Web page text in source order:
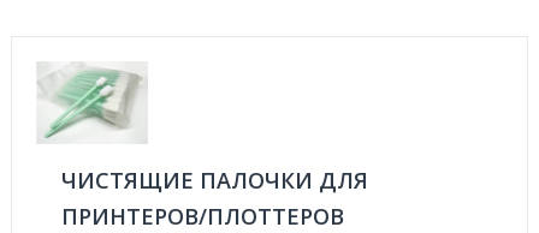
ЧИСТЯЩИЕ ПАЛОЧКИ ДЛЯ
ПРИНТЕРОВ/ПЛОТТЕРОВ